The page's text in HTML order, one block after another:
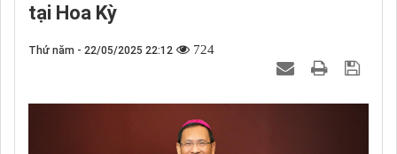
tại Hoa Kỳ
Thứ năm - 22/05/2025 22:12 724